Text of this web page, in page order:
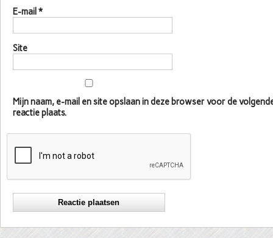
E-mail *
Site
Mijn naam, e-mail en site opslaan in deze browser voor de
reactie plaats.